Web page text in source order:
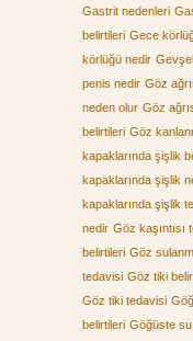
Gastrit nedenleri
belirtileri Gece
körlüğü nedir
penis nedir Göz
neden olur Göz
belirtileri Göz
kapaklarında şişlik
kapaklarında şişlik
kapaklarında şişlik
nedir Göz kaşıntısı
belirtileri Göz
tedavisi Göz tiki
Göz tiki tedavisi
belirtileri Göğüste su